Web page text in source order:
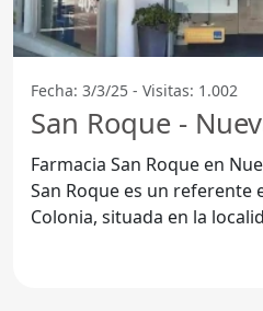
Fecha: 3/3/25 - Visitas: 1.002
San Roque -
Farmacia San Roque en Nueva
San Roque es un referente
Colonia, situada en la